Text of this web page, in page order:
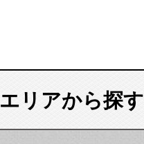
エリアから探す